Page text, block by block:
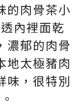
的肉骨茶小
內裡面乾
濃郁的肉骨
地太極豬肉
味，很特別